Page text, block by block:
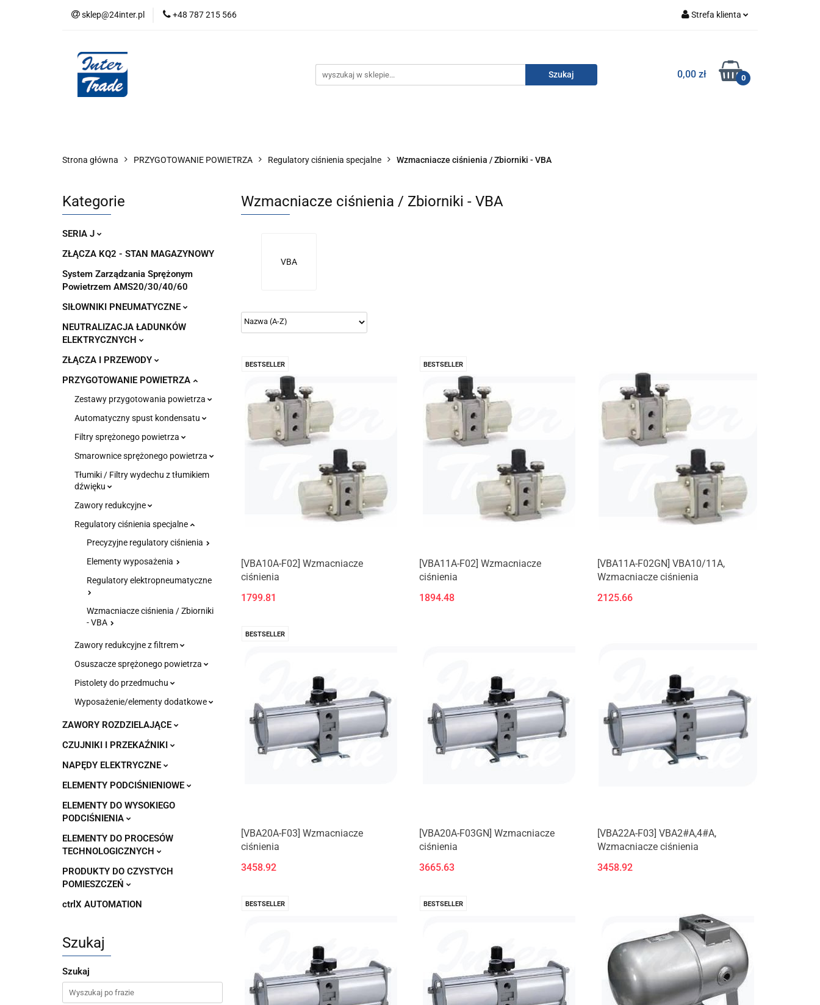
sklep@24inter.pl +48 787 215 566 Strefa klienta
Zarejestruj się
Dodaj zgłoszenie
0,00 zł 0
AUDYT SPRĘŻONEGO POWIETRZA SERIA J AUTORYZOWANY DYSTRYBUTOR SMC
AUDYT SPRĘŻONEGO POWIETRZA SERIA J AUTORYZOWANY DYSTRYBUTOR SMC
Strona główna PRZYGOTOWANIE POWIETRZA Regulatory ciśnienia specjalne Wzmacniacze ciśnienia / Zbiorniki - VBA
Kategorie
SERIA J
ZŁĄCZA KQ2 - STAN MAGAZYNOWY
System Zarządzania Sprężonym
Powietrzem AMS20/30/40/60
SIŁOWNIKI PNEUMATYCZNE
NEUTRALIZACJA ŁADUNKÓW
ELEKTRYCZNYCH
ZŁĄCZA I PRZEWODY
PRZYGOTOWANIE POWIETRZA
Zestawy przygotowania powietrza
Automatyczny spust kondensatu
Filtry sprężonego powietrza
Smarownice sprężonego powietrza
Tłumiki / Filtry wydechu z tłumikiem
dźwięku
Zawory redukcyjne
Regulatory ciśnienia specjalne
Precyzyjne regulatory ciśnienia
Elementy wyposażenia
Regulatory elektropneumatyczne
Wzmacniacze ciśnienia / Zbiorniki
- VBA
Zawory redukcyjne z filtrem
Osuszacze sprężonego powietrza
Pistolety do przedmuchu
Wyposażenie/elementy dodatkowe
ZAWORY ROZDZIELAJĄCE
CZUJNIKI I PRZEKAŹNIKI
NAPĘDY ELEKTRYCZNE
ELEMENTY PODCIŚNIENIOWE
ELEMENTY DO WYSOKIEGO
PODCIŚNIENIA
ELEMENTY DO PROCESÓW
TECHNOLOGICZNYCH
PRODUKTY DO CZYSTYCH
POMIESZCZEŃ
ctrlX AUTOMATION
Szukaj
Szukaj
Wzmacniacze ciśnienia / Zbiorniki - VBA
VBA
BESTSELLER
[VBA10A-F02] Wzmacniacze
ciśnienia
1799.81
BESTSELLER
[VBA11A-F02] Wzmacniacze
ciśnienia
1894.48
[VBA11A-F02GN] VBA10/11A,
Wzmacniacze ciśnienia
2125.66
BESTSELLER
[VBA20A-F03] Wzmacniacze
ciśnienia
3458.92
[VBA20A-F03GN] Wzmacniacze
ciśnienia
3665.63
[VBA22A-F03] VBA2#A,4#A,
Wzmacniacze ciśnienia
3458.92
BESTSELLER BESTSELLER